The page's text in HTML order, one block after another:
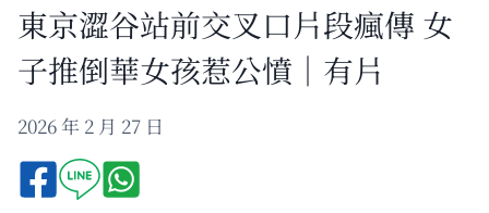
東京澀谷站前交叉口片段瘋傳 女
子推倒華女孩惹公憤｜有片
2026 年 2 月 27 日